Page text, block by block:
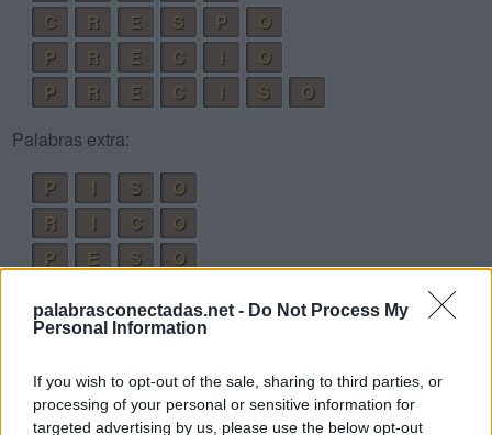
palabrasconectadas.net - Do Not Process My
Personal Information
If you wish to opt-out of the sale, sharing to third parties, or
processing of your personal or sensitive information for
targeted advertising by us, please use the below opt-out
C
R E S P
O
P
R E C
O
P
R E C S
O
Palabras extra:
P
I S
O
R
I C
O
P
E S
O
P
E S C
C
O S E
R